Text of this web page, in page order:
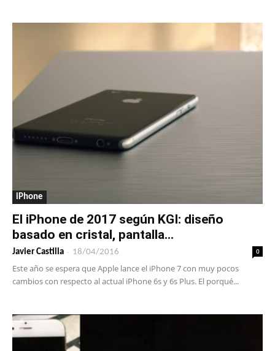
iPhone
El iPhone de 2017 según KGI: diseño
basado en cristal, pantalla...
Javier Castilla - 18/04/2016 0
Este año se espera que Apple lance el iPhone 7 con muy pocos
cambios con respecto al actual iPhone 6s y 6s Plus. El porqué...